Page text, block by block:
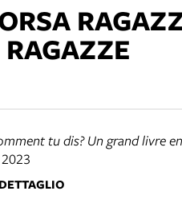
tu dis? Un grand livre
2023